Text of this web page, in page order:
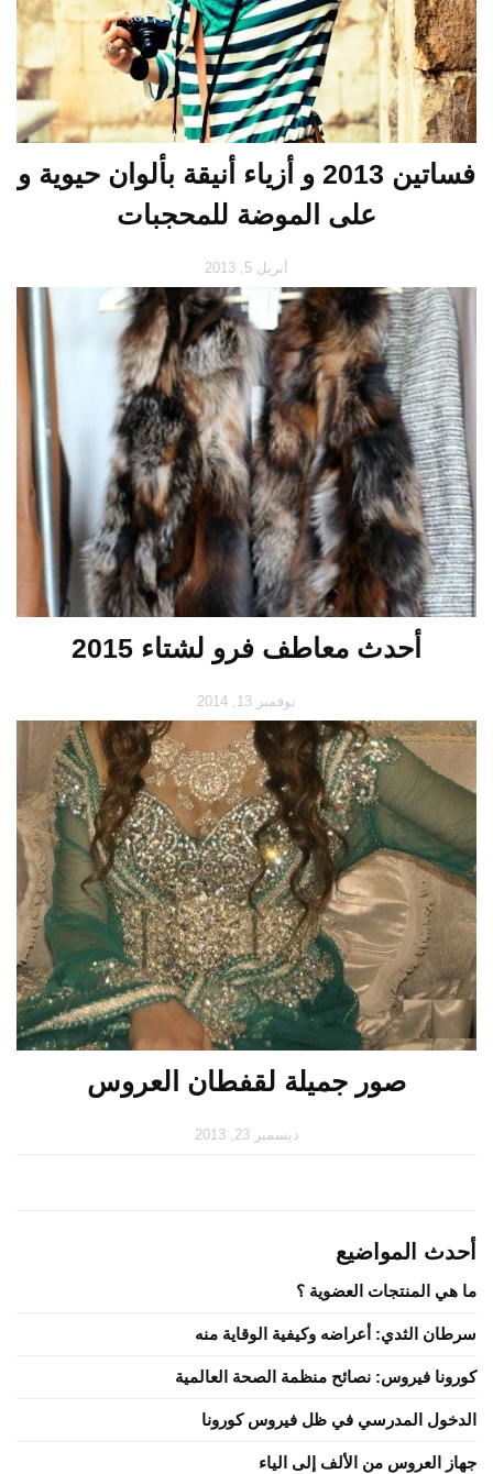
فساتين 2013 و أزياء أنيقة بألوان حيوية و
على الموضة للمحجبات
أبريل 5, 2013
أحدث معاطف فرو لشتاء 2015
نوفمبر 13, 2014
صور جميلة لقفطان العروس
ديسمبر 23, 2013
أحدث المواضيع
ما هي المنتجات العضوية ؟
سرطان الثدي: أعراضه وكيفية الوقاية منه
كورونا فيروس: نصائح منظمة الصحة العالمية
الدخول المدرسي في ظل فيروس كورونا
جهاز العروس من الألف إلى الياء